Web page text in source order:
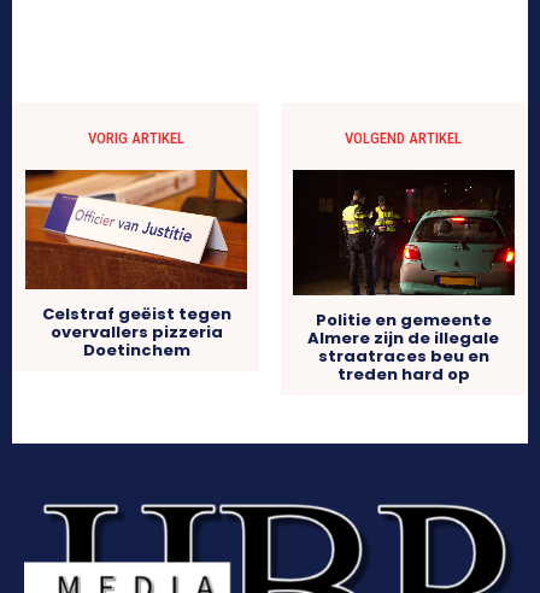
VORIG ARTIKEL
Celstraf geëist tegen
overvallers pizzeria
Doetinchem
VOLGEND ARTIKEL
Politie en gemeente
Almere zijn de illegale
straatraces beu en
treden hard op